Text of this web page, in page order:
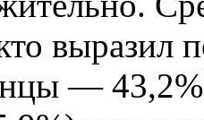
выразил
—